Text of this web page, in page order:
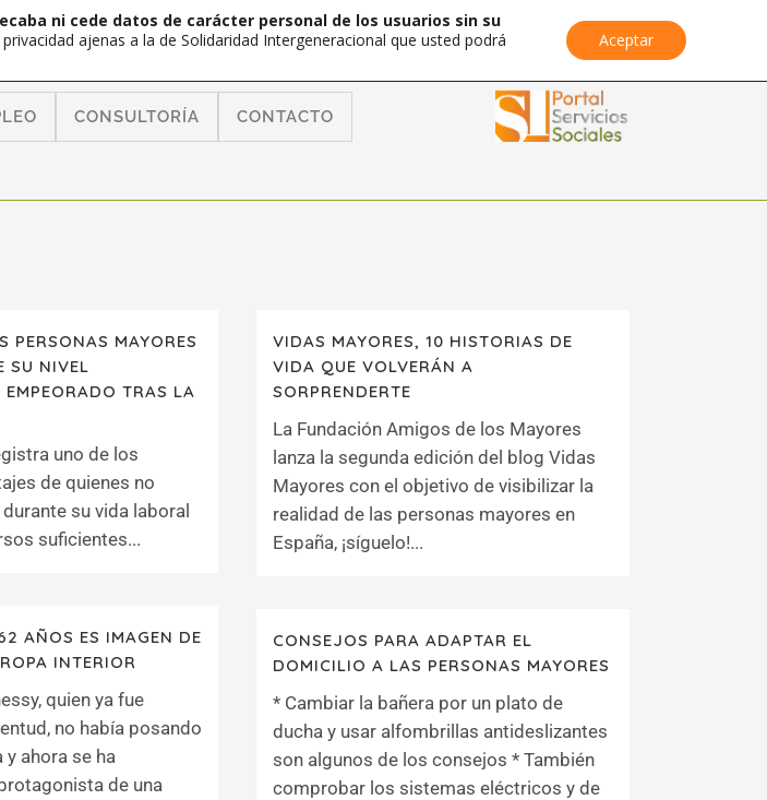
CONSULTORÍA CONTACTO
PERSONAS MAYORES
SU NIVEL
TRAS LA
uno de los
de quienes no
su vida laboral
suficientes...
VIDAS MAYORES, 10 HISTORIAS DE
VIDA QUE VOLVERÁN A
SORPRENDERTE
La Fundación Amigos de los Mayores
lanza la segunda edición del blog Vidas
Mayores con el objetivo de visibilizar la
realidad de las personas mayores en
España, ¡síguelo!...
AÑOS ES IMAGEN DE
INTERIOR
quien ya fue
no había posando
y ahora se ha
de una
CONSEJOS PARA ADAPTAR EL
DOMICILIO A LAS PERSONAS MAYORES
* Cambiar la bañera por un plato de
ducha y usar alfombrillas antideslizantes
son algunos de los consejos * También
comprobar los sistemas eléctricos y de
ni cede datos de carácter personal de los usuarios sin su
ajenas a la de Solidaridad Intergeneracional que usted podrá
Aceptar